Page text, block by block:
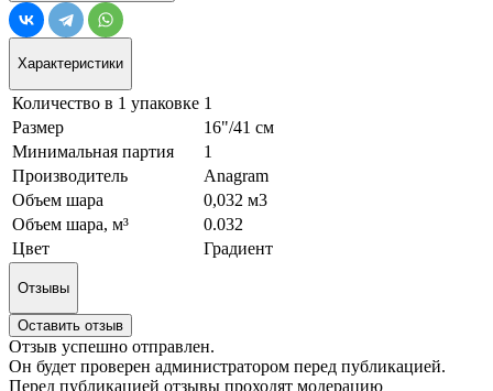
Характеристики
Количество в 1 упаковке 1
Размер
16"/41 см
Минимальная партия
1
Производитель
Anagram
Объем шара
0,032 м3
Объем шара, м³
0.032
Цвет
Градиент
Отзывы
Оставить отзыв
Отзыв успешно отправлен.
Он будет проверен администратором перед публикацией.
Перед публикацией отзывы проходят модерацию